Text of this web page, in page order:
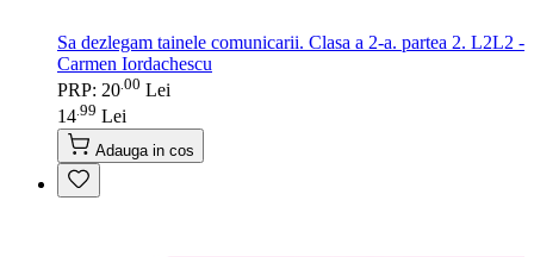
Sa dezlegam tainele comunicarii. Clasa a 2-a. partea 2. L2L2 -
Carmen Iordachescu
PRP: 20 00 Lei
14 99 Lei
Adauga in cos